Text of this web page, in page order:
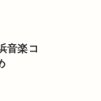
音楽コ